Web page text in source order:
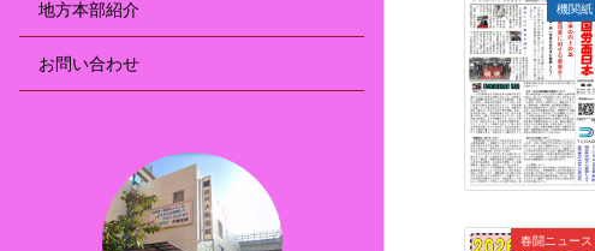
地方本部紹介
お問い合わせ
機関紙
春闘ニュース